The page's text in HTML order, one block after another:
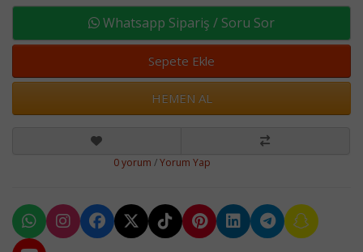
Whatsapp Sipariş / Soru Sor
Sepete Ekle
HEMEN AL
0 yorum /Yorum Yap